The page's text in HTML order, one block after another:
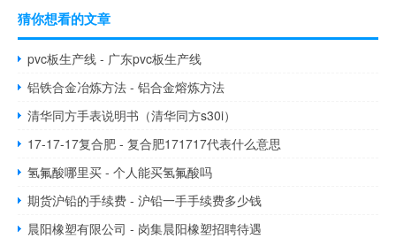
猜你想看的文章
pvc板生产线 - 广东pvc板生产线
铝铁合金冶炼方法 - 铝合金熔炼方法
清华同方手表说明书（清华同方s30i）
17-17-17复合肥 - 复合肥171717代表什么意思
氢氟酸哪里买 - 个人能买氢氟酸吗
期货沪铅的手续费 - 沪铅一手手续费多少钱
晨阳橡塑有限公司 - 岗集晨阳橡塑招聘待遇